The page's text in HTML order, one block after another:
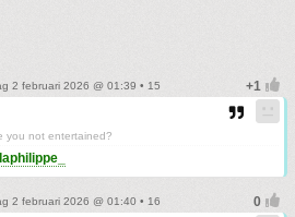
2 februari 2026 @ 01:39 • 15
you not entertained?
2 februari 2026 @ 01:40 • 16